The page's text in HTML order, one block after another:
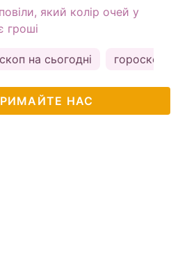
який колір очей у
гроші
на сьогодні гороскоп на
НАС